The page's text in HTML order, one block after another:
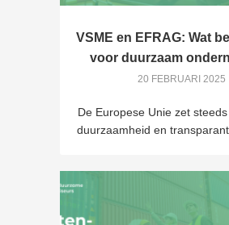
VSME en EFRAG: Wat
voor duurzaam
20 FEBRUARI 2025
De Europese Unie zet
duurzaamheid en